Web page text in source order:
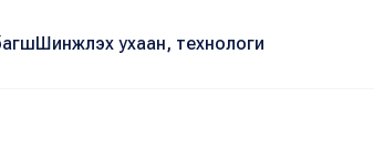
Шинжлэх ухаан, технологи